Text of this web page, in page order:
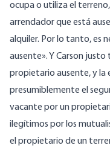
ocupa o utiliza el
arrendador que está
alquiler. Por lo tanto, es
ausente». Y Carson justo
propietario ausente, y la
presumiblemente el
vacante por un
ilegítimos por los
el propietario de un